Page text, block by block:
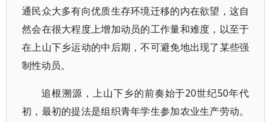
通民众大多有向优质生存环境迁移的内在欲望，这自
然会在很大程度上增加动员的工作量和难度，以至于
在上山下乡运动的中后期，不可避免地出现了某些强
制性动员。
追根溯源，上山下乡的前奏始于20世纪50年代
初，最初的提法是组织青年学生参加农业生产劳动。